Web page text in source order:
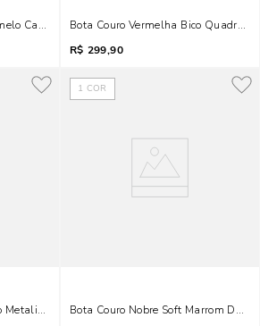
Cano CurtoBota Couro Vermelha Bico
R$ 299,90
1 COR
Bota Couro Nobre Soft Marrom Dark